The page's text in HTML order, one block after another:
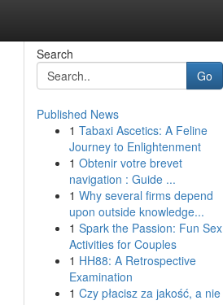
Search
Go
Published News
1 Tabaxi Ascetics: A Feline
Journey to Enlightenment
1 Obtenir votre brevet
navigation : Guide ...
1 Why several firms depend
upon outside knowledge...
1 Spark the Passion: Fun Sex
Activities for Couples
1 HH88: A Retrospective
Examination
1 Czy płacisz za jakość, a nie